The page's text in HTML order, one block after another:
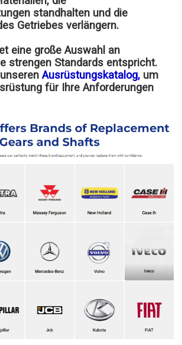
standhalten und die
Getriebes verlängern.
eine große Auswahl an
strengen Standards entspricht.
Ausrüstungskatalog, um
für Ihre Anforderungen